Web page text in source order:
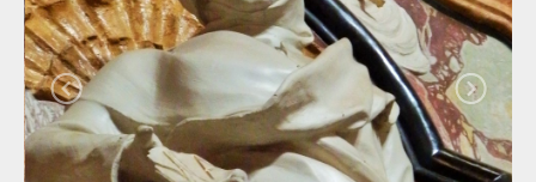
CONTACTS
PRESS